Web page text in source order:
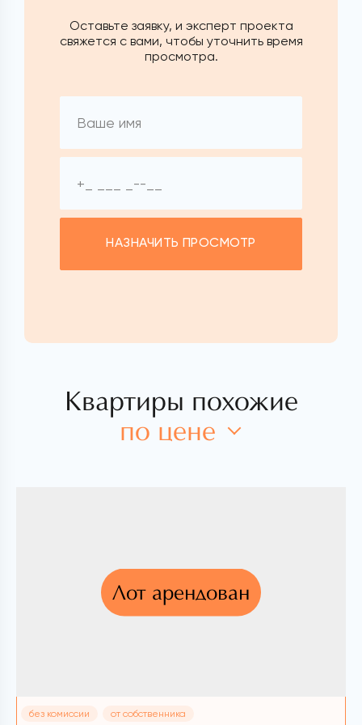
Оставьте заявку, и эксперт проекта
свяжется с вами, чтобы уточнить время
просмотра.
НАЗНАЧИТЬ ПРОСМОТР
Квартиры похожие
по цене
Лот арендован
без комиссии от собственника